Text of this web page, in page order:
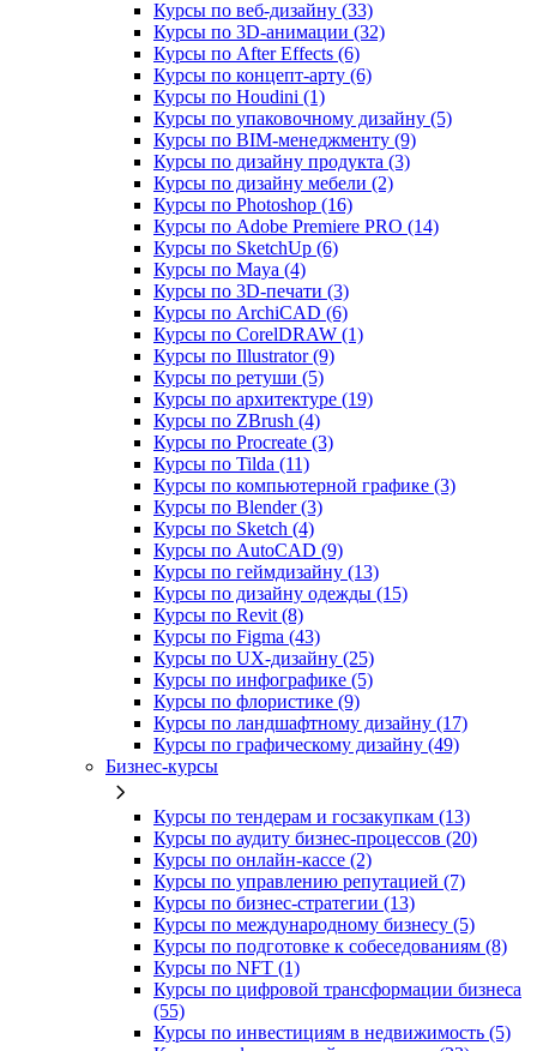
Курсы по веб‑дизайну (33)
Курсы по 3D‑анимации (32)
Курсы по After Effects (6)
Курсы по концепт‑арту (6)
Курсы по Houdini (1)
Курсы по упаковочному дизайну (5)
Курсы по BIM‑менеджменту (9)
Курсы по дизайну продукта (3)
Курсы по дизайну мебели (2)
Курсы по Photoshop (16)
Курсы по Adobe Premiere PRO (14)
Курсы по SketchUp (6)
Курсы по Maya (4)
Курсы по 3D-печати (3)
Курсы по ArchiCAD (6)
Курсы по CorelDRAW (1)
Курсы по Illustrator (9)
Курсы по ретуши (5)
Курсы по архитектуре (19)
Курсы по ZBrush (4)
Курсы по Procreate (3)
Курсы по Tilda (11)
Курсы по компьютерной графике (3)
Курсы по Blender (3)
Курсы по Sketch (4)
Курсы по AutoCAD (9)
Курсы по геймдизайну (13)
Курсы по дизайну одежды (15)
Курсы по Revit (8)
Курсы по Figma (43)
Курсы по UX‑дизайну (25)
Курсы по инфографике (5)
Курсы по флористике (9)
Курсы по ландшафтному дизайну (17)
Курсы по графическому дизайну (49)
Бизнес-курсы
Курсы по тендерам и госзакупкам (13)
Курсы по аудиту бизнес-процессов (20)
Курсы по онлайн-кассе (2)
Курсы по управлению репутацией (7)
Курсы по бизнес-стратегии (13)
Курсы по международному бизнесу (5)
Курсы по подготовке к собеседованиям (8)
Курсы по NFT (1)
Курсы по цифровой трансформации бизнеса
(55)
Курсы по инвестициям в недвижимость (5)